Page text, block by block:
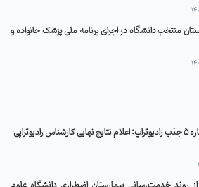
منتخب دانشگاه در اجرای برنامه ملی پزشک خانواده و
رادیوتراپی